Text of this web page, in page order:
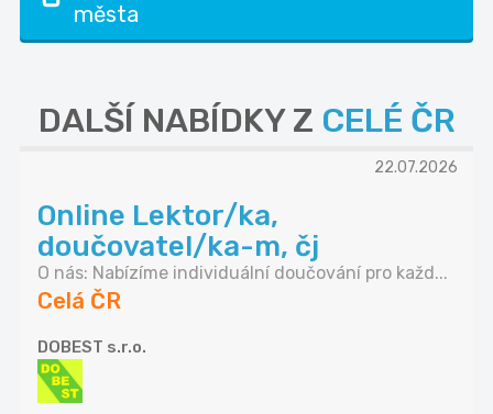
města
DALŠÍ NABÍDKY Z CELÉ ČR
22.07.2026
Online Lektor/ka,
doučovatel/ka-m, čj
O nás: Nabízíme individuální doučování pro každ...
Celá ČR
DOBEST s.r.o.